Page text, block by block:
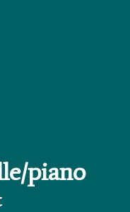
piano